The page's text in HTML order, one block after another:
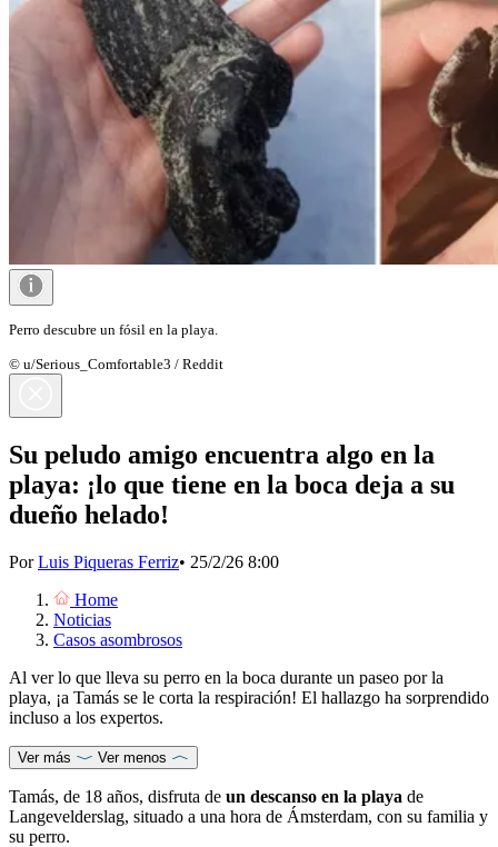
Perro descubre un fósil en la playa.
© u/Serious_Comfortable3 / Reddit
Su peludo amigo encuentra algo en la
playa: ¡lo que tiene en la boca deja a su
dueño helado!
PorLuis Piqueras Ferriz• 25/2/26 8:00
Home
Noticias
Casos asombrosos
Al ver lo que lleva su perro en la boca durante un paseo por la
playa, ¡a Tamás se le corta la respiración! El hallazgo ha sorprendido
incluso a los expertos.
Ver más Ver menos
Tamás, de 18 años, disfruta de un descanso en la playa de
Langevelderslag, situado a una hora de Ámsterdam, con su familia y
su perro.